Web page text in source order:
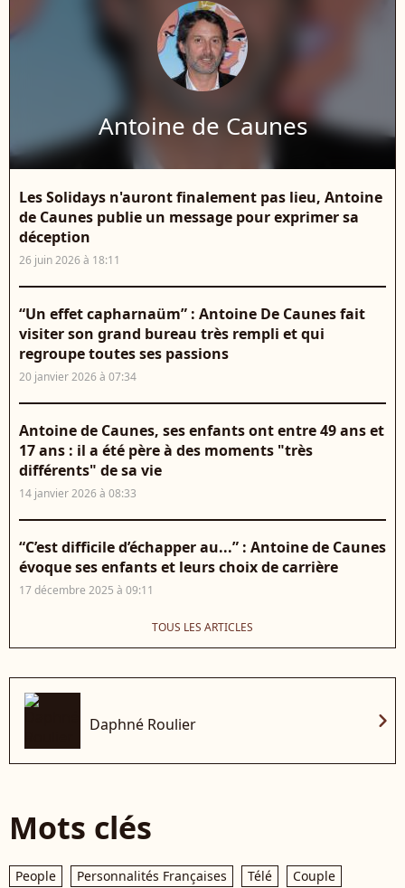
Antoine de Caunes
Les Solidays n'auront finalement pas lieu, Antoine
de Caunes publie un message pour exprimer sa
déception
26 juin 2026 à 18:11
“Un effet capharnaüm” : Antoine De Caunes fait
visiter son grand bureau très rempli et qui
regroupe toutes ses passions
20 janvier 2026 à 07:34
Antoine de Caunes, ses enfants ont entre 49 ans et
17 ans : il a été père à des moments "très
différents" de sa vie
14 janvier 2026 à 08:33
“C’est difficile d’échapper au...” : Antoine de Caunes
évoque ses enfants et leurs choix de carrière
17 décembre 2025 à 09:11
TOUS LES ARTICLES
Daphné Roulier chevron_right
Mots clés
People Personnalités Françaises Télé
Couple